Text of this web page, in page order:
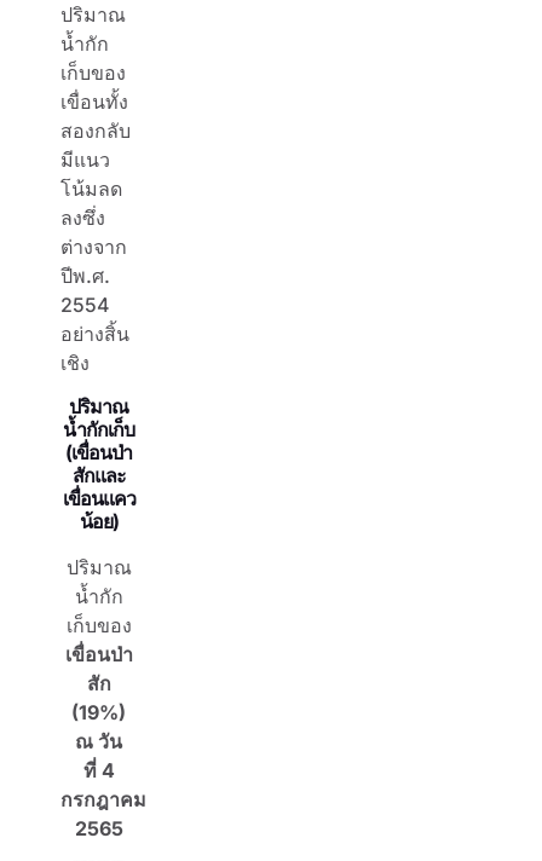
ปริมาณ
น้ำกัก
เก็บของ
เขื่อนทั้ง
สองกลับ
มีแนว
โน้มลด
ลงซึ่ง
ต่างจาก
ปีพ.ศ.
2554
อย่างสิ้น
เชิง
ปริมาณ
น้ำกักเก็บ
(เขื่อนป่า
สักและ
เขื่อนแคว
น้อย)
ปริมาณ
น้ำกัก
เก็บของ
เขื่อนป่า
สัก
(19%)
ณ วัน
ที่ 4
กรกฎาคม
2565